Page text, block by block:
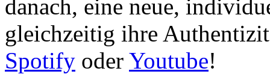
danach, eine neue,
gleichzeitig ihre
Spotify oder Youtube!